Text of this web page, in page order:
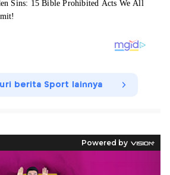
berita Sport lainnya